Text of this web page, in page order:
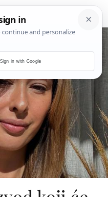
Sign in with Google